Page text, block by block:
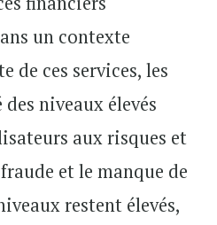
un contexte
de ces services, les
niveaux élevés
aux risques et
et le manque de
restent élevés,